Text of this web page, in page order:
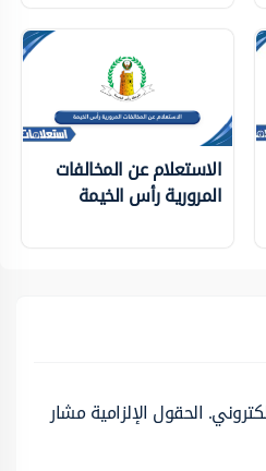
الاستعلام عن المخالفات
المرورية رأس الخيمة
الحقول الإلزامية مشار